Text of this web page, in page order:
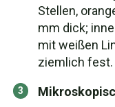
Stellen,
mm dick;
mit weißen
ziemlich fest.